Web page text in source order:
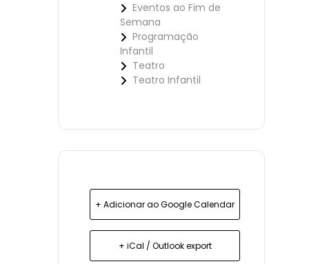
Eventos ao Fim de
Semana
Programação
Infantil
Teatro
Teatro Infantil
+ Adicionar ao Google Calendar
+ iCal / Outlook export